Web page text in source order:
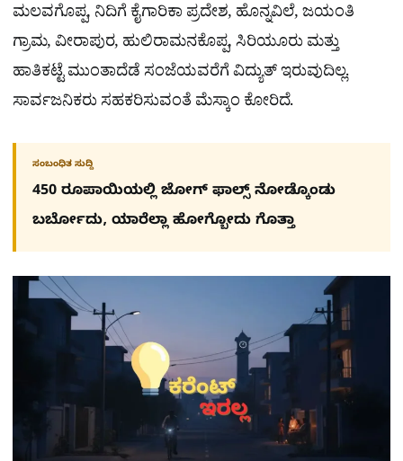
ಮಲವಗೊಪ್ಪ, ನಿದಿಗೆ ಕೈಗಾರಿಕಾ ಪ್ರದೇಶ, ಹೊನ್ನವಿಲೆ, ಜಯಂತಿ
ಗ್ರಾಮ, ವೀರಾಪುರ, ಹುಲಿರಾಮನಕೊಪ್ಪ, ಸಿರಿಯೂರು ಮತ್ತು
ಹಾತಿಕಟ್ಟೆ ಮುಂತಾದೆಡೆ ಸಂಜೆಯವರೆಗೆ ವಿದ್ಯುತ್ ಇರುವುದಿಲ್ಲ.
ಸಾರ್ವಜನಿಕರು ಸಹಕರಿಸುವಂತೆ ಮೆಸ್ಕಾಂ ಕೋರಿದೆ.
ಸಂಬಂಧಿತ ಸುದ್ದಿ
450 ರೂಪಾಯಿಯಲ್ಲಿ ಜೋಗ್​ ಫಾಲ್ಸ್​ ನೋಡ್ಕೊಂಡು
ಬರ್ಬೋದು, ಯಾರೆಲ್ಲಾ ಹೋಗ್ಬೋದು ಗೊತ್ತಾ